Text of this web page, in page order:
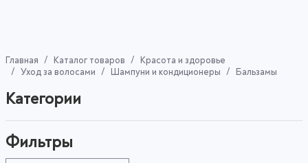
Главная Каталог товаров
Красота и здоровье
Уход за волосами
Шампуни и кондиционеры Бальзамы
Категории
Фильтры